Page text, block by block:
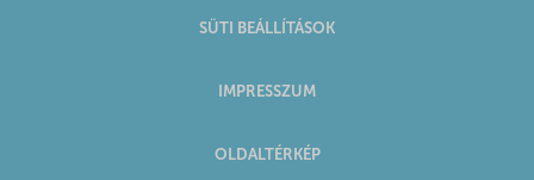
SÜTI BEÁLLÍTÁSOK
IMPRESSZUM
OLDALTÉRKÉP